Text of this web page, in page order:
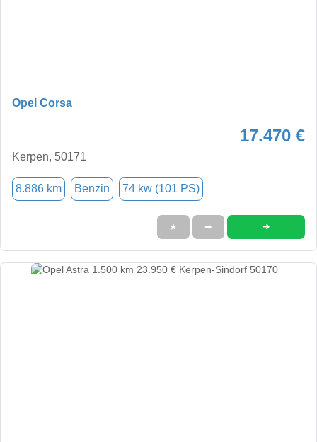
Opel Corsa
17.470 €
Kerpen, 50171
8.886 km Benzin 74 kw (101 PS)
★ ➦ ➜